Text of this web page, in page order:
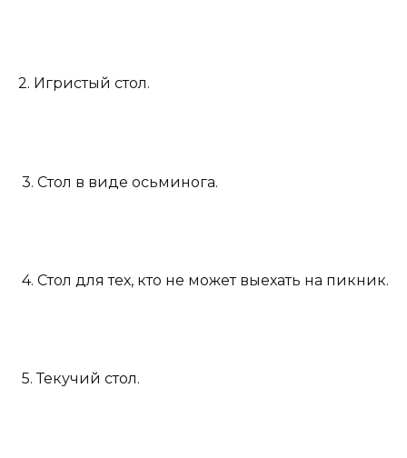
2. Игристый стол.
3. Стол в виде осьминога.
4. Стол для тех, кто не может выехать на пикник.
5. Текучий стол.